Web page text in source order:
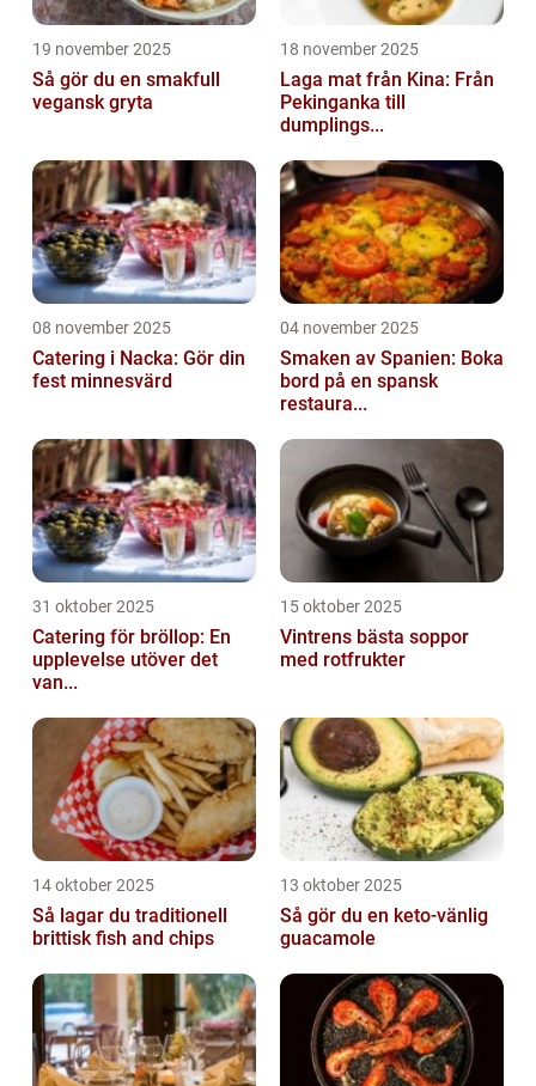
19 november 2025
Så gör du en smakfull
vegansk gryta
18 november 2025
Laga mat från Kina: Från
Pekinganka till
dumplings...
08 november 2025
Catering i Nacka: Gör din
fest minnesvärd
04 november 2025
Smaken av Spanien: Boka
bord på en spansk
restaura...
31 oktober 2025
Catering för bröllop: En
upplevelse utöver det
van...
15 oktober 2025
Vintrens bästa soppor
med rotfrukter
14 oktober 2025
Så lagar du traditionell
brittisk fish and chips
13 oktober 2025
Så gör du en keto-vänlig
guacamole